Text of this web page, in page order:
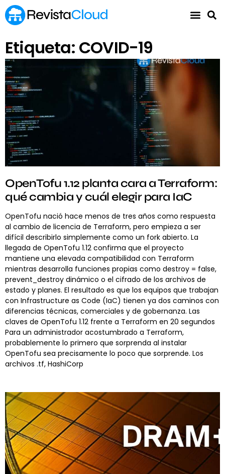
Etiqueta: COVID-19
OpenTofu 1.12 planta cara a Terraform:
qué cambia y cuál elegir para IaC
OpenTofu nació hace menos de tres años como respuesta
al cambio de licencia de Terraform, pero empieza a ser
difícil describirlo simplemente como un fork abierto. La
llegada de OpenTofu 1.12 confirma que el proyecto
mantiene una elevada compatibilidad con Terraform
mientras desarrolla funciones propias como destroy = false,
prevent_destroy dinámico o el cifrado de los archivos de
estado y planes. El resultado es que los equipos que trabajan
con Infrastructure as Code (IaC) tienen ya dos caminos con
diferencias técnicas, comerciales y de gobernanza. Las
claves de OpenTofu 1.12 frente a Terraform en 20 segundos
Para un administrador acostumbrado a Terraform,
probablemente lo primero que sorprenda al instalar
OpenTofu sea precisamente lo poco que sorprende. Los
archivos .tf, HashiCorp